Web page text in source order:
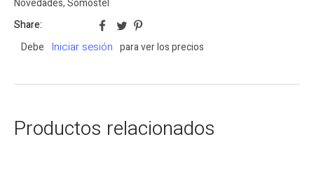
Novedades,Somostel
Share:
Debe
Iniciar sesión para ver los precios
Productos relacionados